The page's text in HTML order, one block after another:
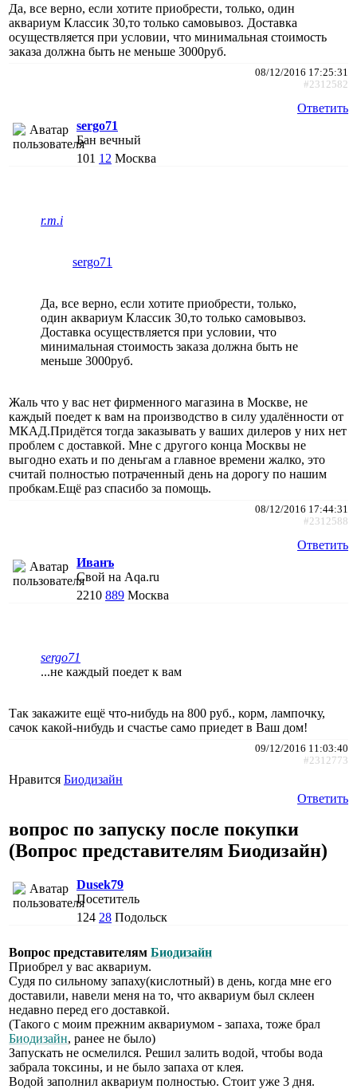
Да, все верно, если хотите приобрести, только, один
аквариум Классик 30,то только самовывоз. Доставка
осуществляется при условии, что минимальная стоимость
заказа должна быть не меньше 3000руб.
08/12/2016 17:25:31
#2312582
Ответить
sergo71
Бан вечный
101 12 Москва
r.m.i
sergo71
Да, все верно, если хотите приобрести, только,
один аквариум Классик 30,то только самовывоз.
Доставка осуществляется при условии, что
минимальная стоимость заказа должна быть не
меньше 3000руб.
Жаль что у вас нет фирменного магазина в Москве, не
каждый поедет к вам на производство в силу удалённости от
МКАД.Придётся тогда заказывать у ваших дилеров у них нет
проблем с доставкой. Мне с другого конца Москвы не
выгодно ехать и по деньгам а главное времени жалко, это
считай полностью потраченный день на дорогу по нашим
пробкам.Ещё раз спасибо за помощь.
08/12/2016 17:44:31
#2312588
Ответить
Иванъ
Свой на Aqa.ru
2210 889 Москва
sergo71
...не каждый поедет к вам
Так закажите ещё что-нибудь на 800 руб., корм, лампочку,
сачок какой-нибудь и счастье само приедет в Ваш дом!
09/12/2016 11:03:40
#2312773
Нравится Биодизайн
Ответить
вопрос по запуску после покупки
(Вопрос представителям Биодизайн)
Dusek79
Посетитель
124 28 Подольск
Вопрос представителям Биодизайн
Приобрел у вас аквариум.
Судя по сильному запаху(кислотный) в день, когда мне его
доставили, навели меня на то, что аквариум был склеен
недавно перед его доставкой.
(Такого с моим прежним аквариумом - запаха, тоже брал
Биодизайн, ранее не было)
Запускать не осмелился. Решил залить водой, чтобы вода
забрала токсины, и не было запаха от клея.
Водой заполнил аквариум полностью. Стоит уже 3 дня.